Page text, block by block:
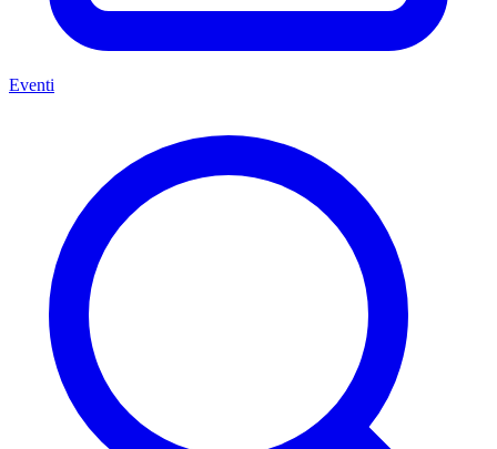
Eventi